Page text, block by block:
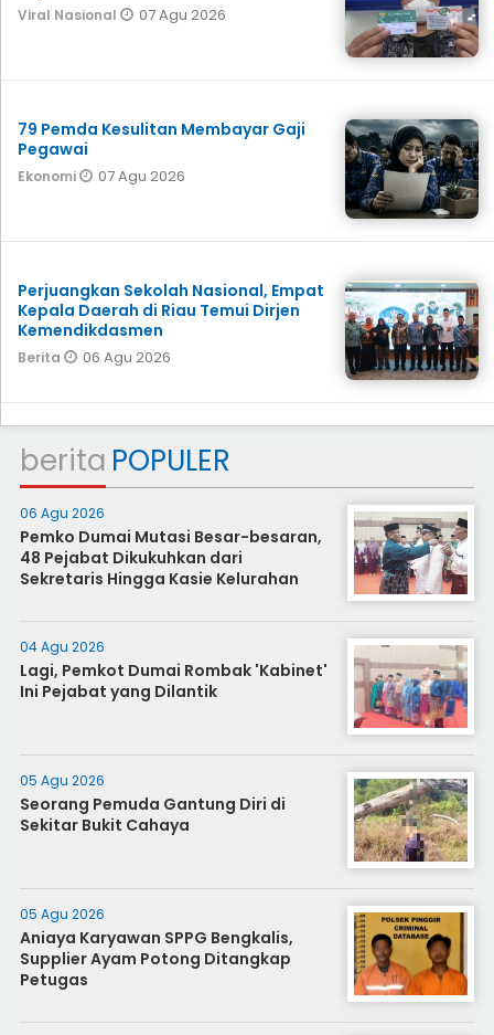
Viral Nasional 07 Agu 2026
79 Pemda Kesulitan Membayar Gaji
Pegawai
Ekonomi 07 Agu 2026
Perjuangkan Sekolah Nasional, Empat
Kepala Daerah di Riau Temui Dirjen
Kemendikdasmen
Berita 06 Agu 2026
berita POPULER
06 Agu 2026
Pemko Dumai Mutasi Besar-besaran,
48 Pejabat Dikukuhkan dari
Sekretaris Hingga Kasie Kelurahan
04 Agu 2026
Lagi, Pemkot Dumai Rombak 'Kabinet'
Ini Pejabat yang Dilantik
05 Agu 2026
Seorang Pemuda Gantung Diri di
Sekitar Bukit Cahaya
05 Agu 2026
Aniaya Karyawan SPPG Bengkalis,
Supplier Ayam Potong Ditangkap
Petugas